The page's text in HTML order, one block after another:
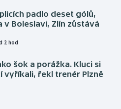
padlo deset gólů,
v Boleslavi, Zlín zůstává
2 hod
šok a porážka. Kluci si
vyříkali, řekl trenér Plzně